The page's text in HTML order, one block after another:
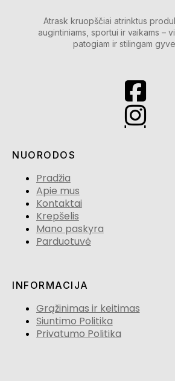
Atrask kruopščiai atrinktus
augintiniams, sportui ir vaikams –
patogiam ir stilingam
NUORODOS
Pradžia
Apie mus
Kontaktai
Krepšelis
Mano paskyra
Parduotuvė
INFORMACIJA
Grąžinimas ir keitimas
Siuntimo Politika
Privatumo Politika